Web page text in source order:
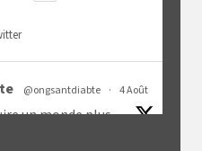
@ongsantdiabte · 4 Août
un monde plus